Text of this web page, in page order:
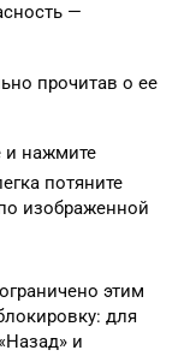
—
прочитав о ее
и нажмите
потяните
изображенной
этим
для
и